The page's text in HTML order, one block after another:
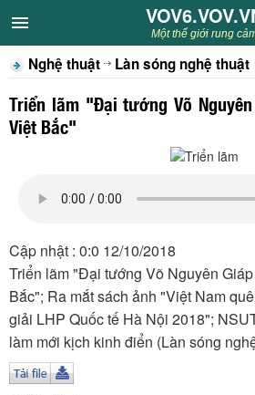
VOV6.VOV.VN
CHUYÊN MỤC
Khách VOV6
Sân khấu
Thiếu nhi
Kết nối VOV6
Một thế giới rung
Nghệ thuật Làn sóng nghệ thuật
Triển lãm "Đại tướng Võ
Việt Bắc"
Cập nhật : 0:0 12/10/2018
Triển lãm "Đại tướng Võ Nguyên
Bắc"; Ra mắt sách ảnh "Việt Nam
giải LHP Quốc tế Hà Nội 2018";
làm mới kịch kinh điển (Làn sóng